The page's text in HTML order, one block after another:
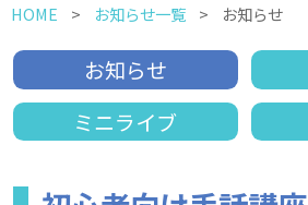
HOME お知らせ一覧 お知らせ
お知らせ
ミニライブ